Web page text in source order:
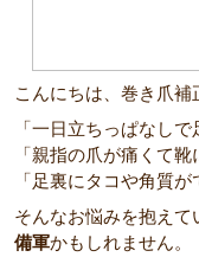
こんにちは、巻き爪補
「一日立ちっぱなし
「親指の爪が痛くて
「足裏にタコや角質
そんなお悩みを抱えて
備軍かもしれません。